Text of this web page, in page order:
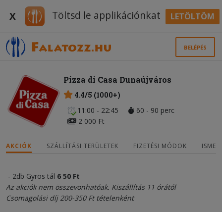
X Töltsd le applikációnkat LETÖLTÖM
BELÉPÉS
Pizza di Casa Dunaújváros
4.4/5 (1000+)
11:00 - 22:45
60 - 90 perc
2 000 Ft
AKCIÓK SZÁLLÍTÁSI TERÜLETEK FIZETÉSI MÓDOK
- 2db Gyros tál 6 50 Ft
Az akciók nem összevonhatóak. Kiszállítás 11 órától
Csomagolási díj 200-350 Ft tételenként